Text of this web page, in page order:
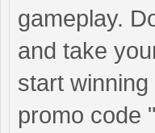
gameplay.
and take
start
promo code